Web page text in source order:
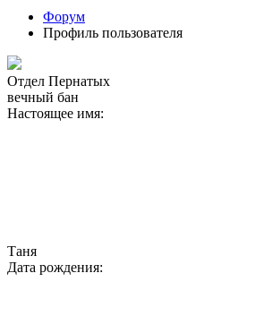
Форум
Профиль пользователя
Отдел Пернатых
вечный бан
Настоящее имя:
Таня
Дата рождения: